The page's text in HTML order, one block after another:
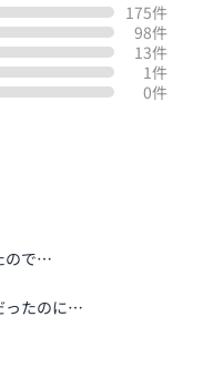
175件
98件
13件
1件
0件
ので…
ったのに…